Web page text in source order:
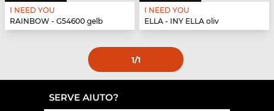
I NEED YOU
RAINBOW - G54600 gelb
I NEED YOU
ELLA - INY ELLA oliv
1/1
SERVE AIUTO?